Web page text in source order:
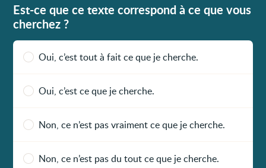
Est-ce que ce texte correspond à ce que vous
cherchez ?
Oui, c’est tout à fait ce que je cherche.
Oui, c’est ce que je cherche.
Non, ce n’est pas vraiment ce que je cherche.
Non, ce n’est pas du tout ce que je cherche.